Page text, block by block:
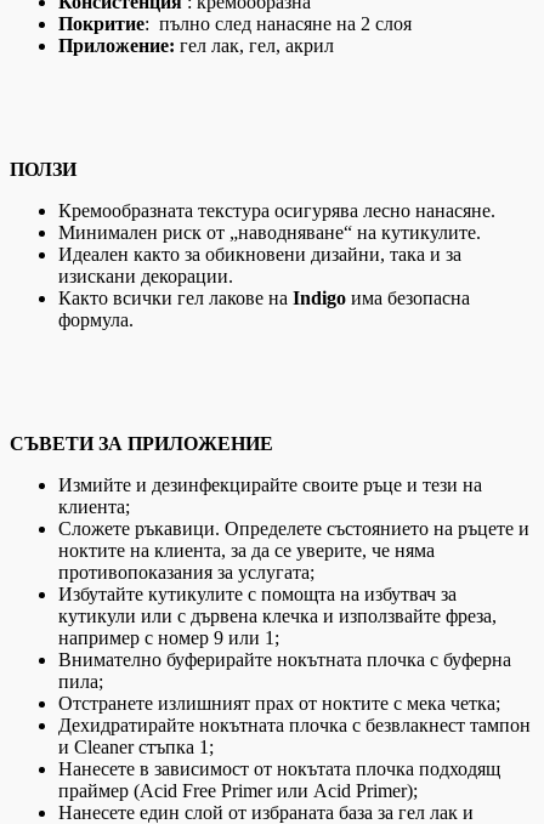
Покритие: пълно след нанасяне на 2 слоя
Приложение: гел лак, гел, акрил
ПОЛЗИ
Кремообразната текстура осигурява лесно нанасяне.
Минимален риск от „наводняване“ на кутикулите.
Идеален както за обикновени дизайни, така и за
изискани декорации.
Както всички гел лакове на Indigo има безопасна
формула.
СЪВЕТИ ЗА ПРИЛОЖЕНИЕ
Измийте и дезинфекцирайте своите ръце и тези на
клиента;
Сложете ръкавици. Определете състоянието на ръцете и
ноктите на клиента, за да се уверите, че няма
противопоказания за услугата;
Избутайте кутикулите с помощта на избутвач за
кутикули или с дървена клечка и използвайте фреза,
например с номер 9 или 1;
Внимателно буферирайте нокътната плочка с буферна
пила;
Отстранете излишният прах от ноктите с мека четка;
Дехидратирайте нокътната плочка с безвлакнест тампон
и Cleaner стъпка 1;
Нанесете в зависимост от нокътата плочка подходящ
праймер (Acid Free Primer или Acid Primer);
Нанесете един слой от избраната база за гел лак и